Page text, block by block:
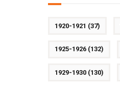
1920-1921 (37)
1925-1926(132)
1929-1930(130)